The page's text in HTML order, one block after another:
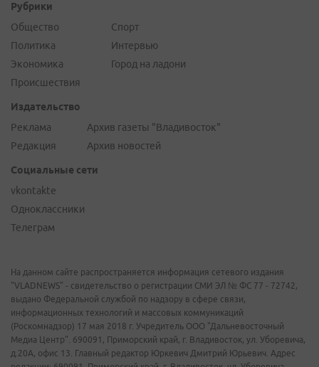
Рубрики
Общество
Политика
Экономика
Происшествия
Спорт
Интервью
Город на ладони
Издательство
Реклама
Редакция
Архив газеты "Владивосток"
Архив новостей
Социальные сети
vkontakte
Одноклассники
Телеграм
На данном сайте распространяется информация сетевого издания
"VLADNEWS" - свидетельство о регистрации СМИ ЭЛ № ФС 77 - 72742,
выдано Федеральной службой по надзору в сфере связи,
информационных технологий и массовых коммуникаций
(Роскомнадзор) 17 мая 2018 г. Учредитель ООО "Дальневосточный
Медиа Центр". 690091, Приморский край, г. Владивосток, ул. Уборевича,
д.20А, офис 13. Главный редактор Юркевич Дмитрий Юрьевич. Адрес